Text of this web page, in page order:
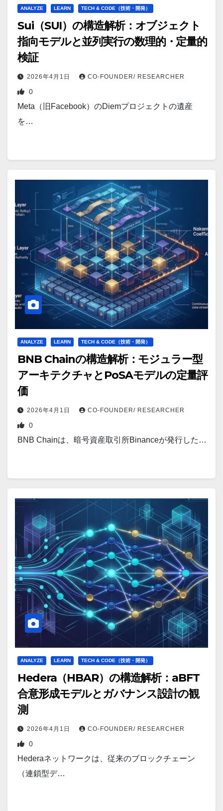
ANALYZE LEARN TECH & CODE（技術・開発）
Sui（SUI）の構造解析：オブジェクト
指向モデルと並列実行の数理的・定量的
検証
2026年4月1日 CO-FOUNDER/ RESEARCHER
0
Meta（旧Facebook）のDiemプロジェクトの遺産
を…
ANALYZE LEARN TECH & CODE（技術・開発）
BNB Chainの構造解析：モジュラー型
アーキテクチャとPoSAモデルの定量評
価
2026年4月1日 CO-FOUNDER/ RESEARCHER
0
BNB Chainは、暗号資産取引所Binanceが発行した…
ANALYZE LEARN TECH & CODE（技術・開発）
Hedera（HBAR）の構造解析：aBFT
合意形成モデルとガバナンス設計の観
測
2026年4月1日 CO-FOUNDER/ RESEARCHER
0
Hederaネットワークは、従来のブロックチェーン
（連鎖型デ…